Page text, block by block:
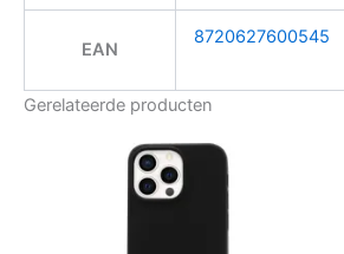
EAN
8720627600545
Gerelateerde producten